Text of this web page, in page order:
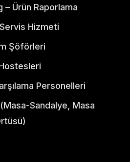
– Ürün Raporlama
Hizmeti
Şöförleri
Personelleri
Sandalye, Masa